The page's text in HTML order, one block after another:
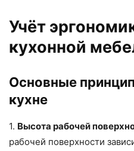
Учёт
кухонной
Основные
кухне
1. Высота рабочей
рабочей поверхности